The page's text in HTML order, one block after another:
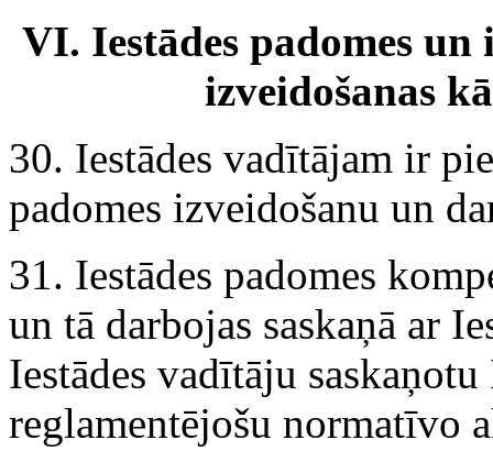
VI. Iestādes padomes un
izveidošanas
30. Iestādes vadītājam ir
padomes izveidošanu un
31. Iestādes padomes
un tā darbojas saskaņā ar
Iestādes vadītāju
reglamentējošu normatīvo